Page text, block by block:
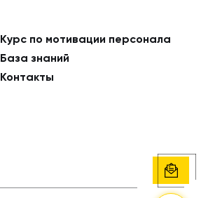
Курс по мотивации персонала
База знаний
Контакты